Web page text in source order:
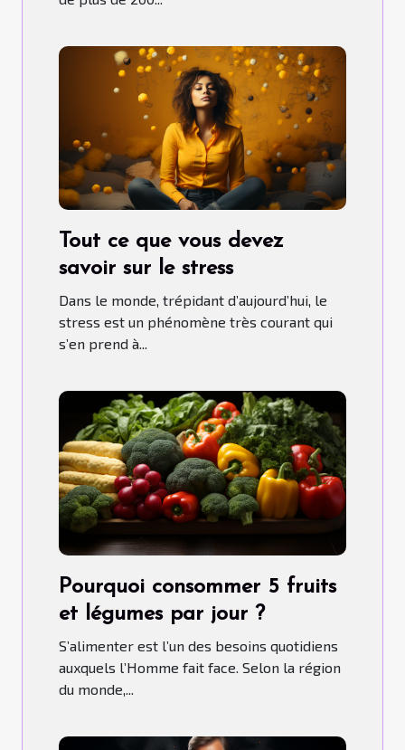
Tout ce que vous devez
savoir sur le stress
Dans le monde, trépidant d’aujourd’hui, le
stress est un phénomène très courant qui
s’en prend à...
Pourquoi consommer 5 fruits
et légumes par jour ?
S’alimenter est l’un des besoins quotidiens
auxquels l’Homme fait face. Selon la région
du monde,...